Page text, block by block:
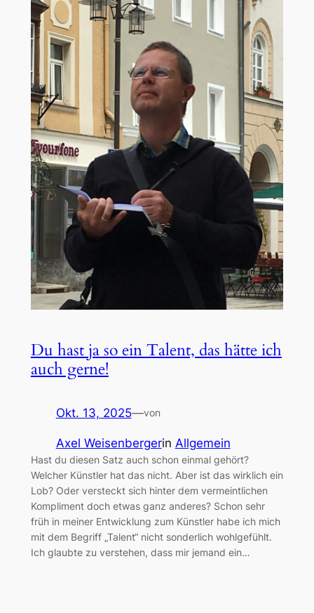
Du hast ja so ein Talent, das hätte ich
auch gerne!
Okt. 13, 2025—von
Axel Weisenbergerin Allgemein
Hast du diesen Satz auch schon einmal gehört?
Welcher Künstler hat das nicht. Aber ist das wirklich ein
Lob? Oder versteckt sich hinter dem vermeintlichen
Kompliment doch etwas ganz anderes? Schon sehr
früh in meiner Entwicklung zum Künstler habe ich mich
mit dem Begriff „Talent“ nicht sonderlich wohlgefühlt.
Ich glaubte zu verstehen, dass mir jemand ein…